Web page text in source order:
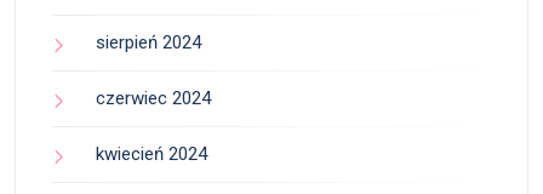
sierpień 2024
czerwiec 2024
kwiecień 2024